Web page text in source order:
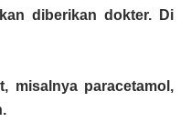
diberikan dokter. Di
paracetamol,